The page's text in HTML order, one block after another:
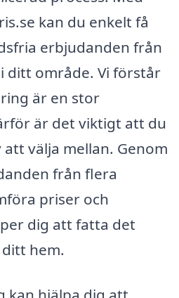
kan du enkelt få
erbjudanden från
ditt område. Vi förstår
är en stor
är det viktigt att du
välja mellan. Genom
från flera
priser och
dig att fatta det
hem.